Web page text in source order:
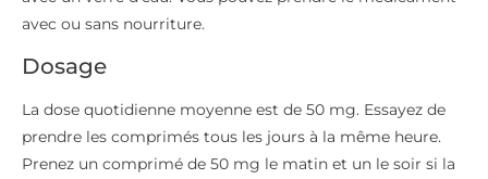
avec ou sans nourriture.
Dosage
La dose quotidienne moyenne est de 50 mg. Essayez de
prendre les comprimés tous les jours à la même heure.
Prenez un comprimé de 50 mg le matin et un le soir si la